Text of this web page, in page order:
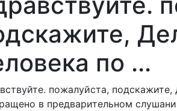
по ...
пожалуйста,
в предварительном